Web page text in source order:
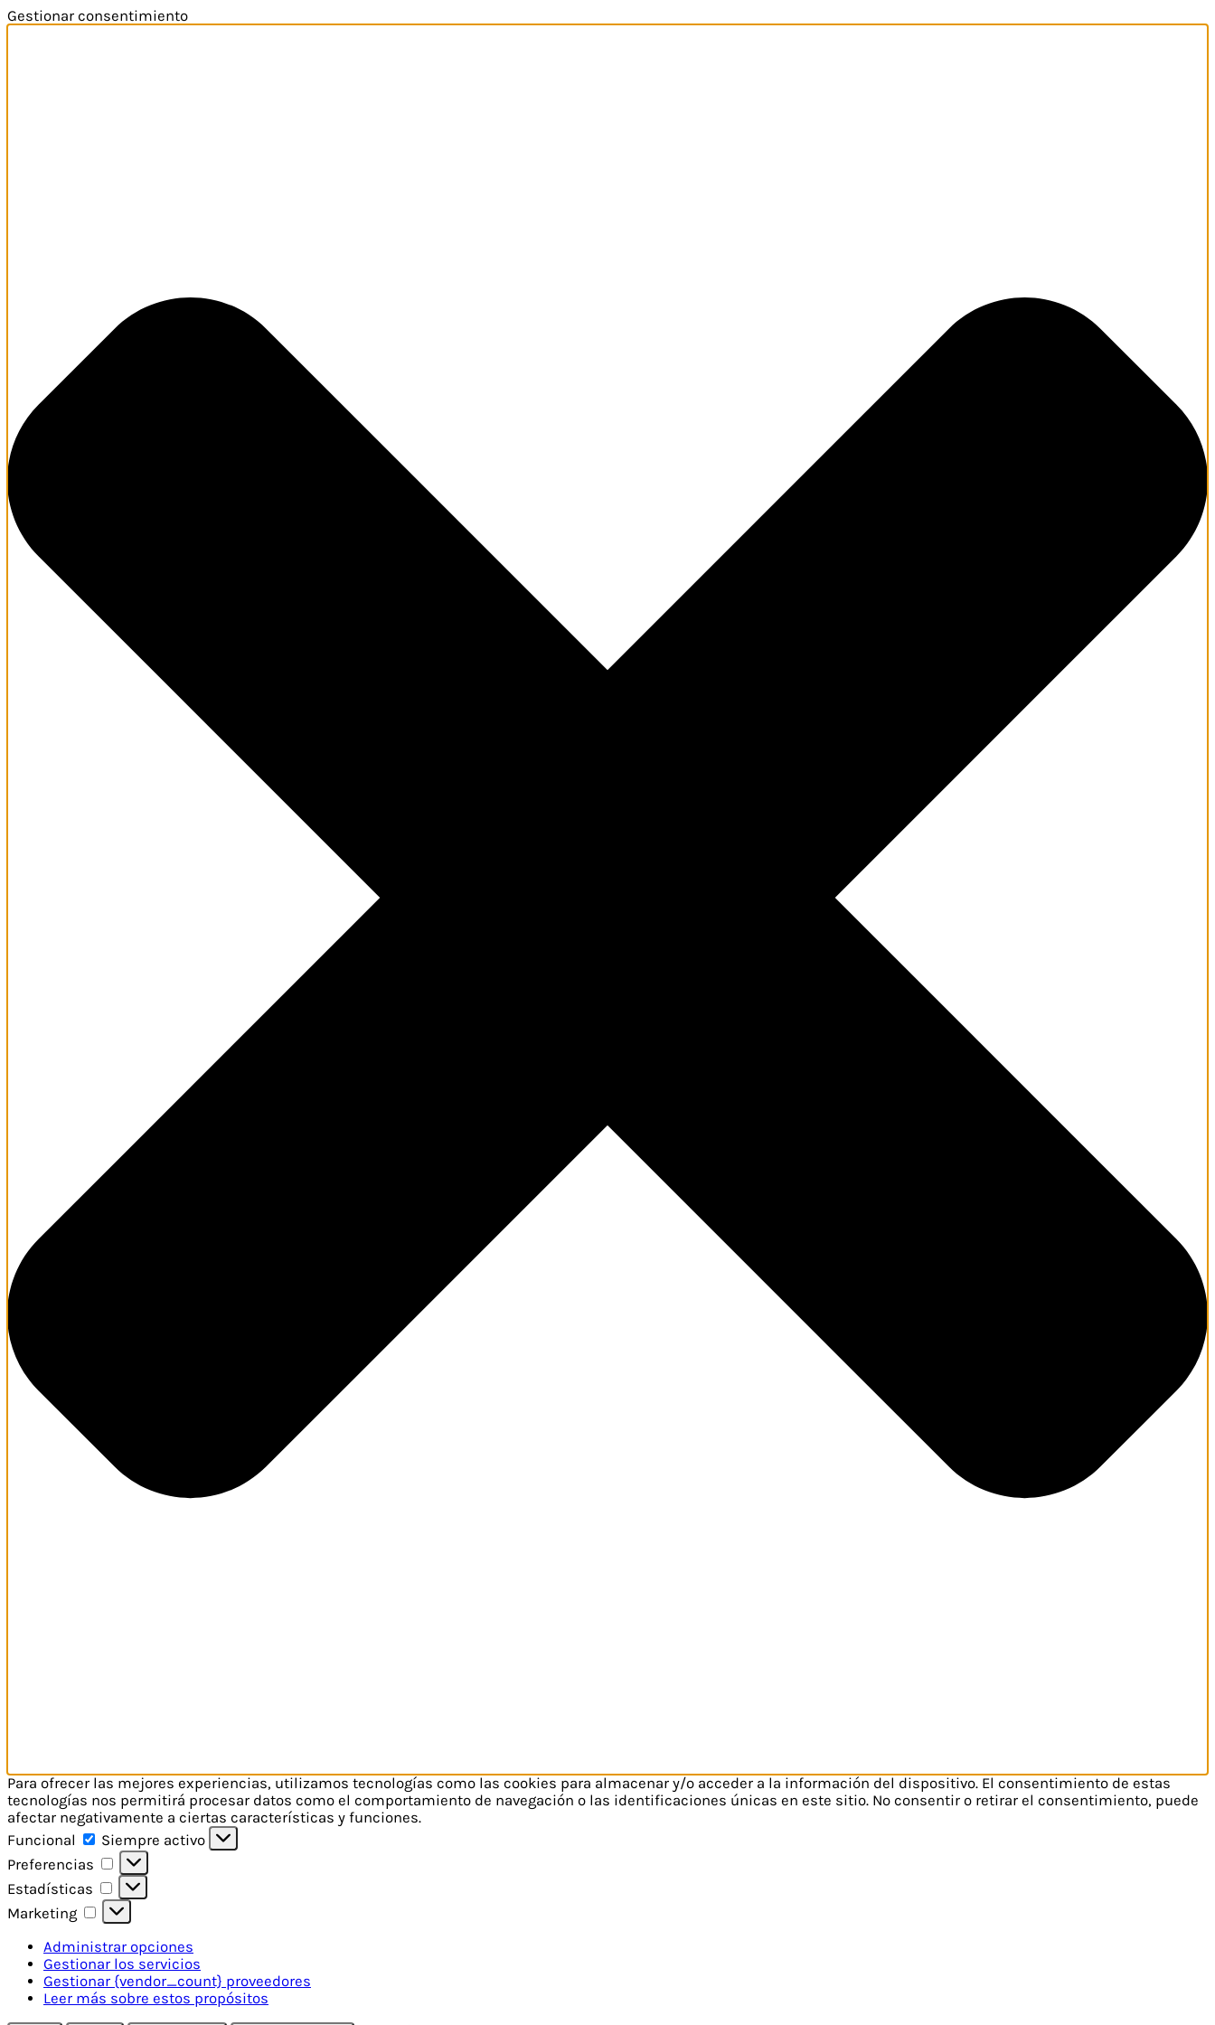
Gestionar consentimiento
Para ofrecer las mejores experiencias, utilizamos tecnologías como las cookies para almacenar y/o acceder a la información del dispositivo. El consentimiento de estas
tecnologías nos permitirá procesar datos como el comportamiento de navegación o las identificaciones únicas en este sitio. No consentir o retirar el consentimiento, puede
afectar negativamente a ciertas características y funciones.
Funcional
Funcional
Siempre activo
Preferencias
Preferencias
Estadísticas
Estadísticas
Marketing
Marketing
Administrar opciones
Gestionar los servicios
Gestionar {vendor_count} proveedores
Leer más sobre estos propósitos